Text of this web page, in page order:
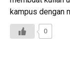
kampus dengan
0